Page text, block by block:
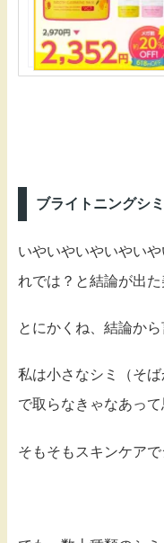
ブライトニングシ
いやいやいやいやい
れでは？と結論が出た
とにかくね、結論か
私は小さなシミ（そ
で取らなきゃなあって
そもそもスキンケアで